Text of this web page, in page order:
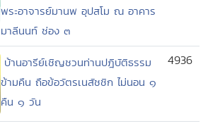
พระอาจารย์มานพ อุปสโม ณ อาคาร
มาลีนนท์ ช่อง ๓
บ้านอารีย์เชิญชวนท่านปฎิบัติธรรม
ข้ามคืน ถือข้อวัตรเนสัชชิก ไม่นอน ๑
คืน ๑ วัน
4936